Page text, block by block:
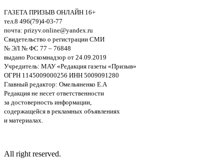
ГАЗЕТА ПРИЗЫВ ОНЛАЙН 16+
тел.8 496(79)4-03-77
почта: prizyv.online@yandex.ru
Свидетельство о регистрации СМИ
№ ЭЛ № ФС 77 – 76848
выдано Роскомнадзор от 24.09.2019
Учредитель: МАУ «Редакция газеты «Призыв»
ОГРН 1145009000256 ИНН 5009091280
Главный редактор: Омельяненко Е.А
Редакция не несет ответственности
за достоверность информации,
содержащейся в рекламных объявлениях
и материалах.
All right reserved.